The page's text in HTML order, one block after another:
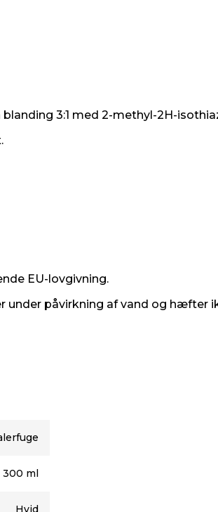
3:1 med 2-methyl-2H-
EU-lovgivning.
under påvirkning af vand og hæfter
300 ml
Hvid